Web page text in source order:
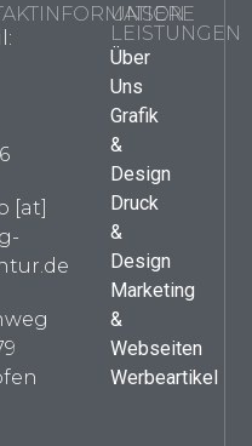
[at]
UNSERE
LEISTUNGEN
Über
Uns
Grafik
&
Design
Druck
&
Design
Marketing
&
Webseiten
Werbeartikel